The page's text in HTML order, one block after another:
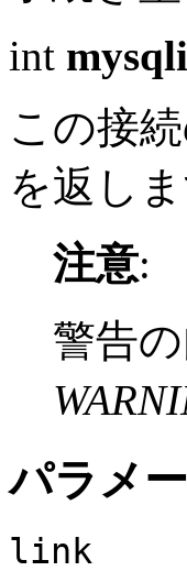
int
この接
を返しま
注意:
警告
パラメ
link